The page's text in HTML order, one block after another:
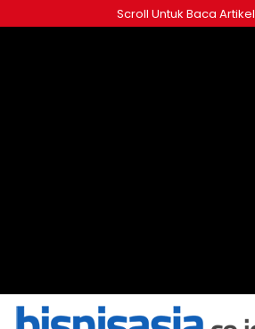
ke
Scroll Untuk Baca Artikel